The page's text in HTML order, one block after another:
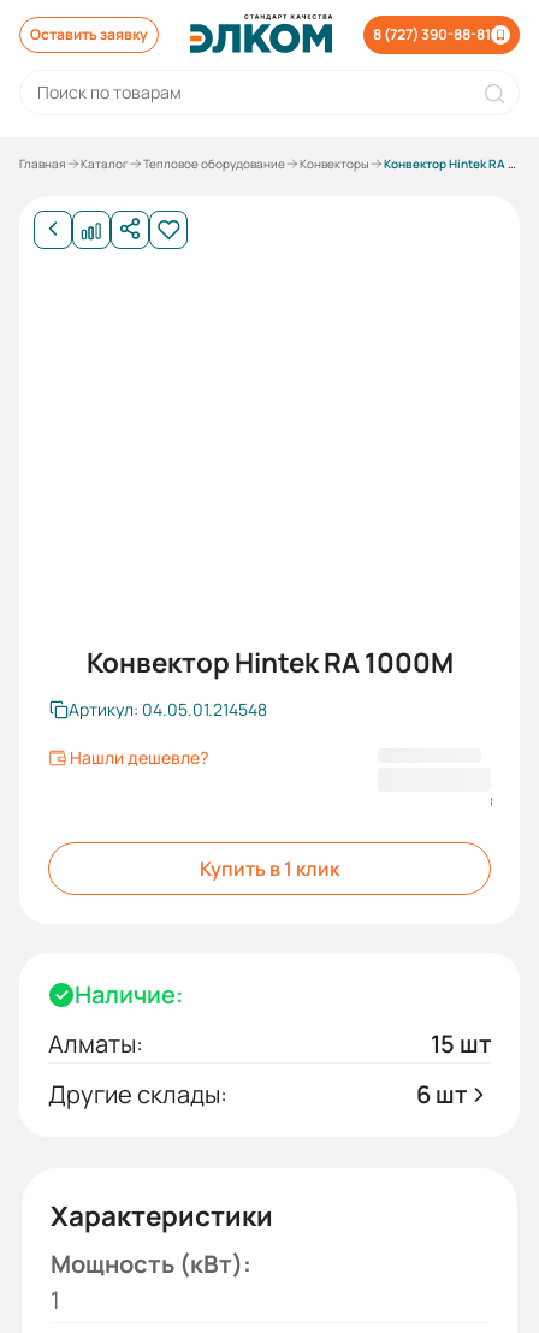
Оставить заявку 8 (727) 390-88-81
Главная Каталог Тепловое оборудование Конвекторы Конвектор Hintek RA 1000M
Конвектор Hintek RA 1000M
Артикул: 04.05.01.214548
Нашли дешевле?
Купить в 1 клик
Наличие:
Алматы:
15 шт
Другие склады:
6 шт
Характеристики
Мощность (кВт):
1